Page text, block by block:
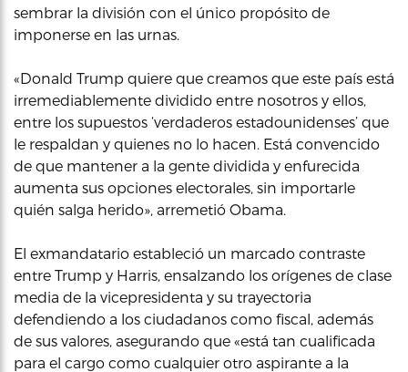
sembrar la división con el único propósito de
imponerse en las urnas.
«Donald Trump quiere que creamos que este país está
irremediablemente dividido entre nosotros y ellos,
entre los supuestos ‘verdaderos estadounidenses’ que
le respaldan y quienes no lo hacen. Está convencido
de que mantener a la gente dividida y enfurecida
aumenta sus opciones electorales, sin importarle
quién salga herido», arremetió Obama.
El exmandatario estableció un marcado contraste
entre Trump y Harris, ensalzando los orígenes de clase
media de la vicepresidenta y su trayectoria
defendiendo a los ciudadanos como fiscal, además
de sus valores, asegurando que «está tan cualificada
para el cargo como cualquier otro aspirante a la